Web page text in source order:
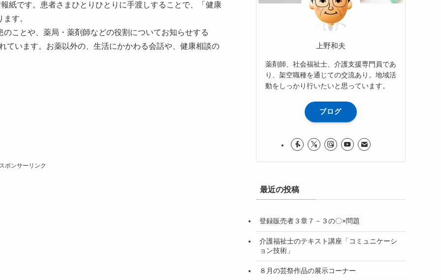
紙です。患者さまひとりひとりに手渡しすることで、「健康
す。
ことや、薬局・薬剤師などの役割についてお知らせする
ています。お薬以外の、生活にかかわる会話や、健康相談の
ポンサーリンク
上野和夫
薬剤師、社会福祉士、介護支援専門員であ
り、架空職種を通じての交流あり。地域活
動をしっかり行いたいと思っています。
ブログ
最近の投稿
登録販売者３章７－３の〇×問題
介護福祉士のテキスト講座「コミュニケーシ
ョン技術」
８月の芸祭作品の展示コーナー